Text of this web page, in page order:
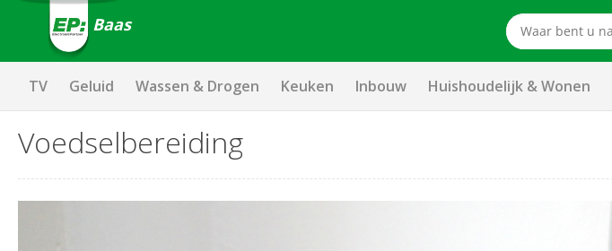
Baas
TV Geluid Wassen & Drogen Keuken Inbouw Huishoudelijk & Wonen
Voedselbereiding